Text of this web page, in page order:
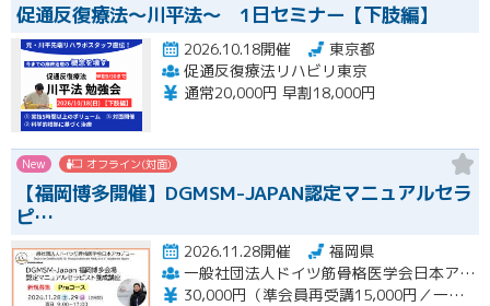
促通反復療法〜川平法〜 1日セミナー【下肢編】
2026.10.18開催
東京都
促通反復療法リハビリ東京
通常20,000円 早割18,000円
New オフライン(対面)
【福岡博多開催】DGMSM-JAPAN認定マニュアルセラ
ピ…
2026.11.28開催
福岡県
一般社団法人ドイツ筋骨格医学会日本アカデミー（DGMSM-JAPAN）福岡博多会場
30,000円（準会員再受講15,000円／一般会員13,000円）